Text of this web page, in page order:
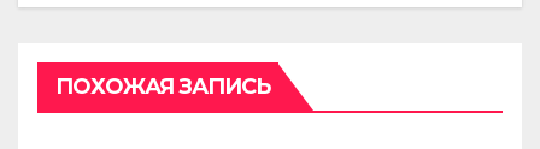
ПОХОЖАЯ ЗАПИСЬ